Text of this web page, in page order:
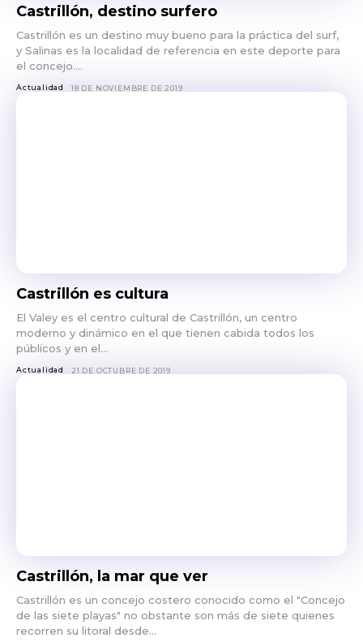
Castrillón, destino surfero
Castrillón es un destino muy bueno para la práctica del surf,
y Salinas es la localidad de referencia en este deporte para
el concejo....
Actualidad 18 DE NOVIEMBRE DE 2019
Castrillón es cultura
El Valey es el centro cultural de Castrillón, un centro
moderno y dinámico en el que tienen cabida todos los
públicos y en el...
Actualidad 21 DE OCTUBRE DE 2019
Castrillón, la mar que ver
Castrillón es un concejo costero conocido como el "Concejo
de las siete playas" no obstante son más de siete quienes
recorren su litoral desde...